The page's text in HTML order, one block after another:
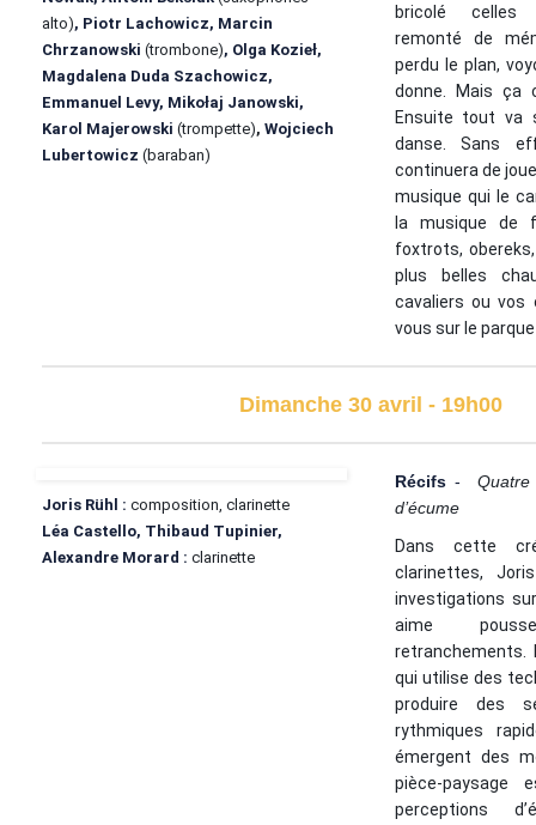
alto), Piotr Lachowicz, Marcin
Chrzanowski (trombone), Olga Kozieł,
Magdalena Duda Szachowicz,
Emmanuel Levy, Mikołaj Janowski,
Karol Majerowski (trompette), Wojciech
Lubertowicz (baraban)
bricolé celles
remonté de
perdu le plan,
donne. Mais ça
Ensuite tout va
danse. Sans
continuera de
musique qui le
la musique de
foxtrots,
plus belles
cavaliers ou vos
vous sur le
Dimanche 30 avril - 19h00
Joris Rühl : composition, clarinette
Léa Castello, Thibaud Tupinier,
Alexandre Morard : clarinette
Récifs -
d’écume
Dans cette
clarinettes,
investigations
aime
qui utilise des
produire des
rythmiques
émergent des
pièce-
perceptions